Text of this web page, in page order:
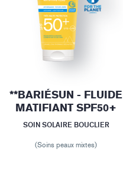
**BARIÉSUN - FLUIDE
MATIFIANT SPF50+
SOIN SOLAIRE BOUCLIER
(Soins peaux mixtes)